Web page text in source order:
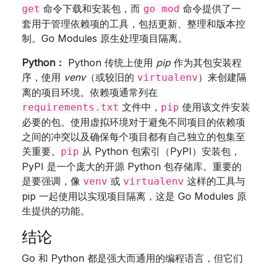
get 命令下载和安装包，而 go mod 命令提供了一
套用于管理依赖项的工具，包括更新、整理和版本控
制。Go Modules 原生处理项目隔离。
Python： Python 传统上使用 pip作为其包安装程
序，使用 venv（或较旧的 virtualenv）来创建隔
离的项目环境。依赖项通常列在
requirements.txt 文件中， pip 使用该文件安装
必要的包。使用虚拟环境对于避免不同项目的依赖项
之间的冲突以及确保每个项目都有自己独立的包集至
关重要。 pip 从 Python 包索引（PyPI）安装包，
PyPI 是一个庞大的开源 Python 包存储库。重要的
是要强调，像 venv 或 virtualenv 这样的工具与
pip 一起使用以实现项目隔离，这是 Go Modules 原
生提供的功能。
结论
Go 和 Python 都是强大而通用的编程语言，但它们